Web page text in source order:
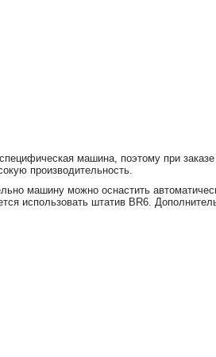
машина, поэтому при заказе
производительность.
машину можно оснастить
использовать штатив BR6.